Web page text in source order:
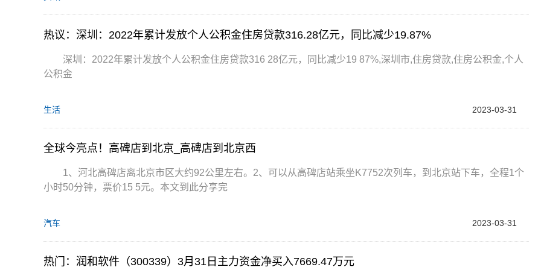
热议：深圳：2022年累计发放个人公积金住房贷款316.28亿元，同比减少19.87%
深圳：2022年累计发放个人公积金住房贷款316 28亿元，同比减少19 87%,深圳市,住房贷款,住房公积金,个人
公积金
生活 2023-03-31
全球今亮点！高碑店到北京_高碑店到北京西
1、河北高碑店离北京市区大约92公里左右。2、可以从高碑店站乘坐K7752次列车，到北京站下车，全程1个
小时50分钟，票价15 5元。本文到此分享完
汽车 2023-03-31
热门：润和软件（300339）3月31日主力资金净买入7669.47万元